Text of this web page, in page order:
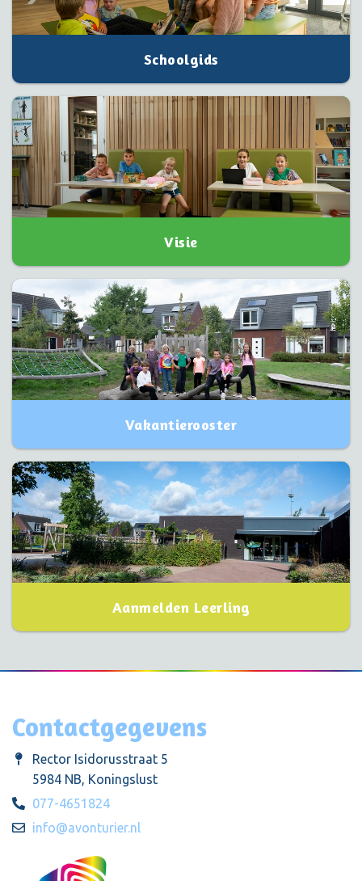
Schoolgids
Visie
Vakantierooster
Aanmelden Leerling
Contactgegevens
Rector Isidorusstraat 5
5984 NB, Koningslust
077-4651824
info@avonturier.nl